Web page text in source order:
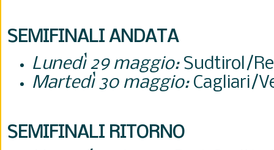
SEMIFINALI ANDATA
Lunedì 29 maggio:Sudtirol/
Martedì 30 maggio:Cagliari/
SEMIFINALI RITORNO